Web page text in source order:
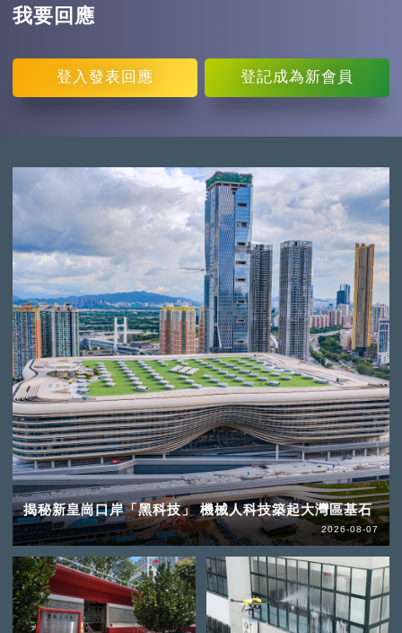
我要回應
登入 發表回應 登記成為新會員
揭秘新皇崗口岸「黑科技」 機械人科技築起大灣區基石
2026-08-07